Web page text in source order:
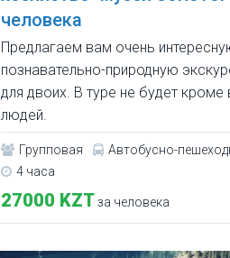
человека
Предлагаем вам очень
познавательно-природную
для двоих. В туре не будет кроме
людей.
Групповая
Автобусно-
4 часа
27000 KZT за человека